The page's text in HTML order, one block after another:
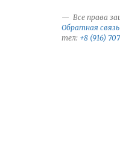
Все права
Обратная связь
тел: +8 (916)